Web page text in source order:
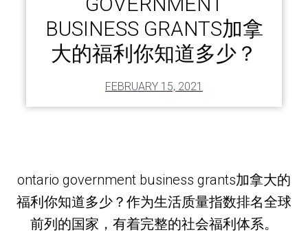
BUSINESS GRANTS加拿
大的福利你知道多少？
FEBRUARY 15, 2021
ontario government business grants加拿大的
福利你知道多少？作为生活质量指数排名全球
前列的国家，有着完整的社会福利体系。